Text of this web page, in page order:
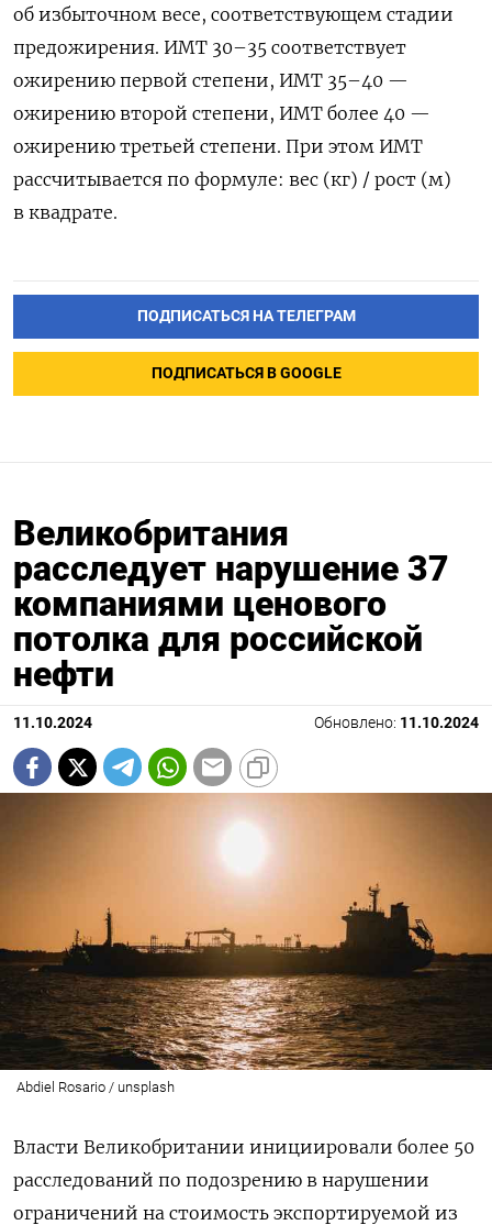
об избыточном весе, соответствующем стадии
предожирения. ИМТ 30–35 соответствует
ожирению первой степени, ИМТ 35–40 —
ожирению второй степени, ИМТ более 40 —
ожирению третьей степени. При этом ИМТ
рассчитывается по формуле: вес (кг) / рост (м)
в квадрате.
ПОДПИСАТЬСЯ НА ТЕЛЕГРАМ
ПОДПИСАТЬСЯ В GOOGLE
Великобритания
расследует нарушение 37
компаниями ценового
потолка для российской
нефти
11.10.2024 Обновлено: 11.10.2024
Abdiel Rosario / unsplash
Власти Великобритании инициировали более 50
расследований по подозрению в нарушении
ограничений на стоимость экспортируемой из